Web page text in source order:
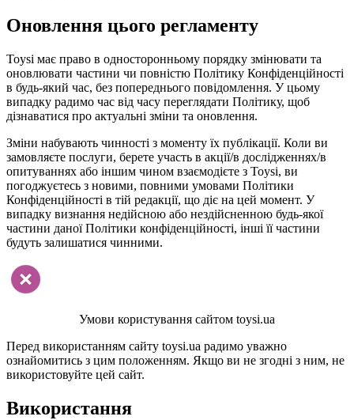
Оновлення цього регламенту
Toysi має право в односторонньому порядку змінювати та
оновлювати частини чи повністю Політику Конфіденційності
в будь-який час, без попереднього повідомлення. У цьому
випадку радимо час від часу переглядати Політику, щоб
дізнаватися про актуальні зміни та оновлення.
Зміни набувають чинності з моменту їх публікації. Коли ви
замовляєте послуги, берете участь в акції/в дослідженнях/в
опитуваннях або іншим чином взаємодієте з Toysi, ви
погоджуєтесь з новими, повними умовами Політики
Конфіденційності в тій редакції, що діє на цей момент. У
випадку визнання недійсною або нездійсненною будь-якої
частини даної Політики конфіденційності, інші її частини
будуть залишатися чинними.
Умови користування сайтом toysi.ua
Перед використанням сайту toysi.ua радимо уважно
ознайомитись з цим положенням. Якщо ви не згодні з ним, не
використовуйте цей сайт.
Використання